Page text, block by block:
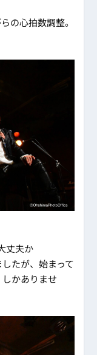
の心拍数調整。
丈夫か
たが、始まって
かありませ